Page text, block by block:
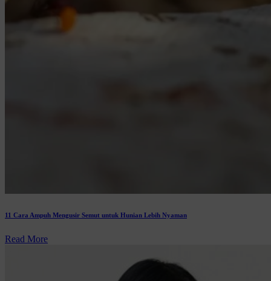
11 Cara Ampuh Mengusir Semut untuk Hunian Lebih Nyaman
Read More